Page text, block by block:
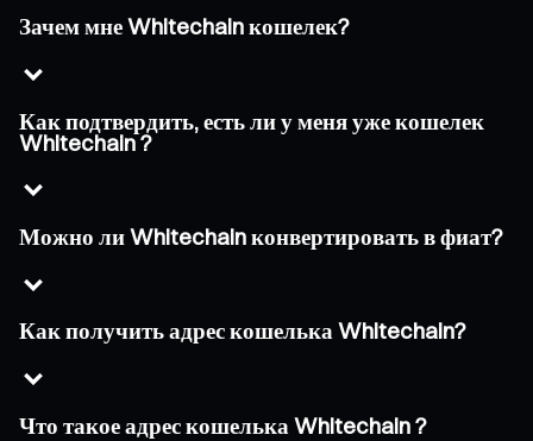
Зачем мне Whitechain кошелек?
Как подтвердить, есть ли у меня уже кошелек
Whitechain ?
Можно ли Whitechain конвертировать в фиат?
Как получить адрес кошелька Whitechain?
Что такое адрес кошелька Whitechain ?